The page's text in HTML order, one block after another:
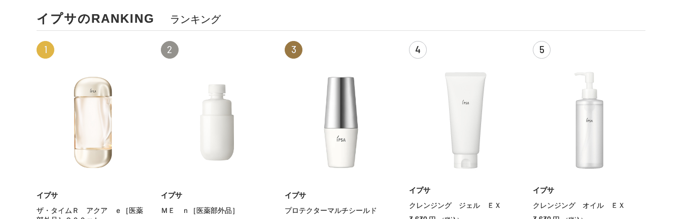
イプサのRANKING ランキング
1
イプサ
ザ・タイムＲ アクア ｅ［医薬
2
イプサ
ＭＥ ｎ［医薬部外品］
3
イプサ
プロテクターマルチシールド
4
イプサ
クレンジング ジェル ＥＸ
5
イプサ
クレンジング オイル ＥＸ